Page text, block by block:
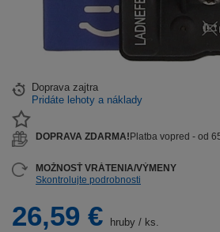
26,59 € hruby / ks.
Doprava zajtra
Pridáte lehoty a náklady
DOPRAVA ZDARMA! Platba vopred - od
MOŽNOSŤ VRÁTENIA/VÝMENY
Skontrolujte podrobnosti